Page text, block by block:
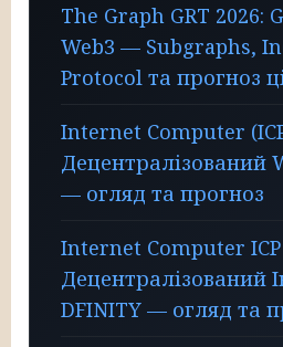
The Graph GRT 2026:
Web3 — Subgraphs,
Protocol та прогноз
Internet Computer
Децентралізований
— огляд та прогноз
Internet Computer ICP
Децентралізований
DFINITY — огляд та